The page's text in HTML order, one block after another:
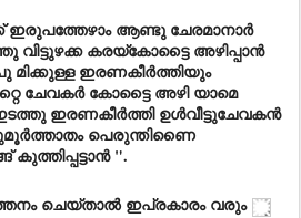
ഇരുപത്തേഴാം ആണ്ടു ചേരമാനാർ
കരയ്കോട്ടൈ അഴിപ്പാൻ
ഇരണകീർത്തിയും
ചേവകർ കോട്ടൈ അഴി യാമെ
ഇരണകീർത്തി ഉൾവീട്ടുചേവകൻ
പെരുന്തിണൈ
".
ചെയ്താൽ ഇപ്രകാരം വരും